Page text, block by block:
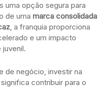
uma opção segura para
de uma marca consolidada
, a franquia proporciona
e um impacto
de negócio, investir na
contribuir para o